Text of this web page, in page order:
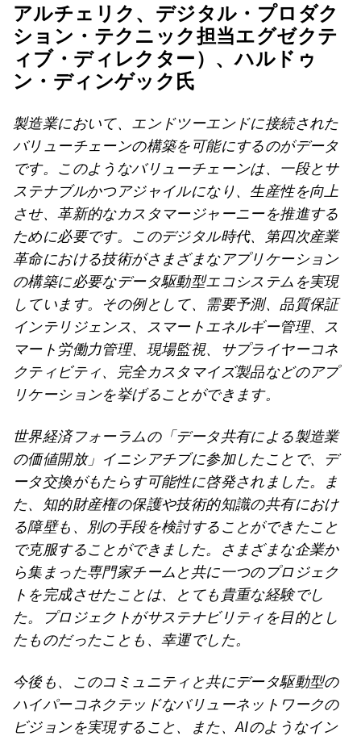
アルチェリク、デジタル・プロダク
ション・テクニック担当エグゼクテ
ィブ・ディレクター）、ハルドゥ
ン・ディンゲック氏
製造業において、エンドツーエンドに接続された
バリューチェーンの構築を可能にするのがデータ
です。このようなバリューチェーンは、一段とサ
ステナブルかつアジャイルになり、生産性を向上
させ、革新的なカスタマージャーニーを推進する
ために必要です。このデジタル時代、第四次産業
革命における技術がさまざまなアプリケーション
の構築に必要なデータ駆動型エコシステムを実現
しています。その例として、需要予測、品質保証
インテリジェンス、スマートエネルギー管理、ス
マート労働力管理、現場監視、サプライヤーコネ
クティビティ、完全カスタマイズ製品などのアプ
リケーションを挙げることができます。
世界経済フォーラムの「データ共有による製造業
の価値開放」イニシアチブに参加したことで、デ
ータ交換がもたらす可能性に啓発されました。ま
た、知的財産権の保護や技術的知識の共有におけ
る障壁も、別の手段を検討することができたこと
で克服することができました。さまざまな企業か
ら集まった専門家チームと共に一つのプロジェク
トを完成させたことは、とても貴重な経験でし
た。プロジェクトがサステナビリティを目的とし
たものだったことも、幸運でした。
今後も、このコミュニティと共にデータ駆動型の
ハイパーコネクテッドなバリューネットワークの
ビジョンを実現すること、また、AIのようなイン